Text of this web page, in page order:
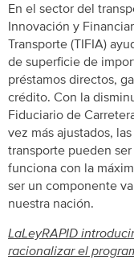
En el sector del
Innovación y
Transporte (TIFIA)
de superficie de
préstamos directos,
crédito. Con la
Fiduciario de
vez más ajustados,
transporte pueden
funciona con la
ser un componente
nuestra nación.
LaLeyRAPID
racionalizar el